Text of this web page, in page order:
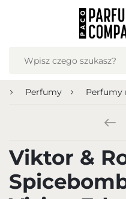
Perfumy Perfumy
Viktor &
USTAWIENIA
Język
Polish zloty (PLN)